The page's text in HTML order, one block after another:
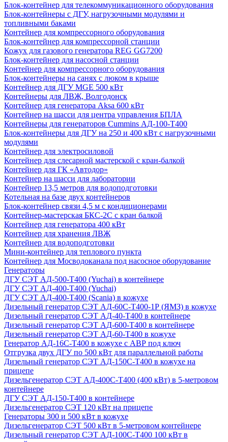
Блок-контейнер для телекоммуникационного оборудования
Блок-контейнеры с ДГУ, нагрузочными модулями и
топливными баками
Контейнер для компрессорного оборудования
Блок-контейнер для компрессорной станции
Кожух для газового генератора REG GG7200
Блок-контейнер для насосной станции
Контейнер для компрессорного оборудования
Блок-контейнеры на санях с люком в крыше
Контейнер для ДГУ MGE 500 кВт
Контейнеры для ЛВЖ, Волгодонск
Контейнер для генератора Aksa 600 кВт
Контейнер на шасси для центра управления БПЛА
Контейнеры для генераторов Cummins АД-100-Т400
Блок-контейнеры для ДГУ на 250 и 400 кВт с нагрузочными
модулями
Контейнер для электросиловой
Контейнер для слесарной мастерской с кран-балкой
Контейнер для ГК «Автодор»
Контейнер на шасси для лаборатории
Контейнер 13,5 метров для водоподготовки
Котельная на базе двух контейнеров
Блок-контейнер связи 4,5 м с кондиционерами
Контейнер-мастерская БКС-2С с кран балкой
Контейнер для генератора 400 кВт
Контейнер для хранения ЛВЖ
Контейнер для водоподготовки
Мини-контейнер для теплового пункта
Контейнер для Мосводоканала под насосное оборудование
Генераторы
ДГУ СЭТ АД-500-Т400 (Yuchai) в контейнере
ДГУ СЭТ АД-400-Т400 (Yuchai)
ДГУ СЭТ АД-400-Т400 (Scania) в кожухе
Дизельный генератор СЭТ АД-60С-Т400-1Р (ЯМЗ) в кожухе
Дизельный генератор СЭТ АД-40-Т400 в контейнере
Дизельный генератор СЭТ АД-600-Т400 в контейнере
Дизельный генератор СЭТ АД-60-Т400 в кожухе
Генератор АД-16С-Т400 в кожухе с АВР под ключ
Отгрузка двух ДГУ по 500 кВт для параллельной работы
Дизельный генератор СЭТ АД-150С-Т400 в кожухе на
прицепе
Дизельгенератор СЭТ АД-400С-Т400 (400 кВт) в 5-метровом
контейнере
ДГУ СЭТ АД-150-Т400 в контейнере
Дизельгенератор СЭТ 120 кВт на прицепе
Генераторы 300 и 500 кВт в кожухе
Дизельгенератор СЭТ 500 кВт в 5-метровом контейнере
Дизельный генератор СЭТ АД-100С-Т400 100 кВт в